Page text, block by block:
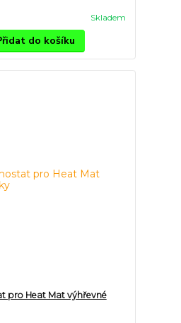
Skladem
do košíku
pro Heat Mat výhřevné